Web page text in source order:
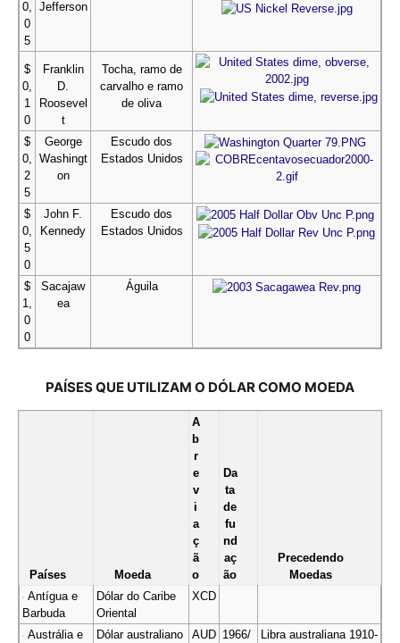
0,
0
5
Jefferson
$
0,
1
0
Franklin
D.
Roosevel
t
Tocha, ramo de
carvalho e ramo
de oliva
$
0,
2
5
George
Washingt
on
Escudo dos
Estados Unidos
$
0,
5
0
John F.
Kennedy
Escudo dos
Estados Unidos
$
1,
0
0
Sacajaw
ea
Águila
PAÍSESQUE UTILIZAM O DÓLAR COMO MOEDA
Países Moeda
A
b
r
e
v
i
a
ç
ã
o
Da
ta
de
fu
nd
aç
ão
Precedendo
Moedas
Antígua e
Barbuda
Dólar do Caribe
Oriental
XCD
Austrália e
Dólar australiano AUD 1966/
Libra australiana 1910-